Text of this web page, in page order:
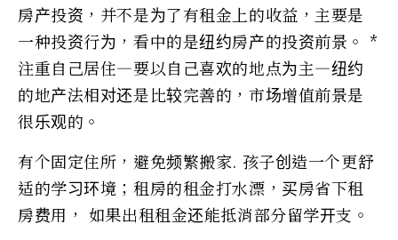
房产投资，并不是为了有租金上的收益，主要是
一种投资行为，看中的是纽约房产的投资前景。 *
注重自己居住—要以自己喜欢的地点为主—纽约
的地产法相对还是比较完善的，市场增值前景是
很乐观的。
有个固定住所，避免频繁搬家. 孩子创造一个更舒
适的学习环境；租房的租金打水漂，买房省下租
房费用， 如果出租租金还能抵消部分留学开支。